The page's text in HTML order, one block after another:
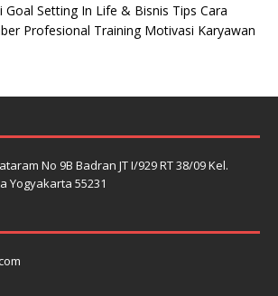
Setting In Life & Bisnis Tips Cara
Profesional Training Motivasi Karyawan
No 9B Badran JT I/929 RT 38/09 Kel.
Yogyakarta 55231